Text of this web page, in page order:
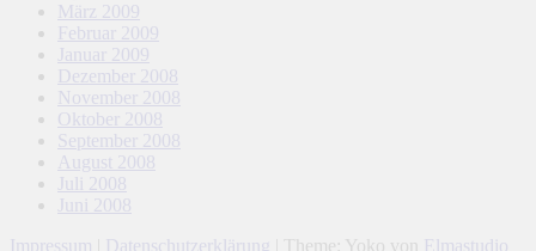
März 2009
Februar 2009
Januar 2009
Dezember 2008
November 2008
Oktober 2008
September 2008
August 2008
Juli 2008
Juni 2008
Impressum
Datenschutzerklärung Theme: Yoko von Elmastudio